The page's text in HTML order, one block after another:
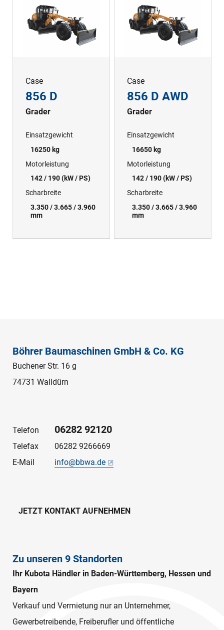
Case
856 D
Grader
Einsatzgewicht
16250 kg
Motorleistung
142 / 190 (kW / PS)
Scharbreite
3.350 / 3.665 / 3.960
mm
Case
856 D AWD
Grader
Einsatzgewicht
16650 kg
Motorleistung
142 / 190 (kW / PS)
Scharbreite
3.350 / 3.665 / 3.960
mm
Böhrer Baumaschinen GmbH & Co. KG
Buchener Str. 16 g
74731 Walldürn
Telefon 06282 92120
Telefax
06282 9266669
E-Mail
info@bbwa.de
JETZT KONTAKT AUFNEHMEN
Zu unseren 9 Standorten
Ihr Kubota Händler in Baden-Württemberg, Hessen und
Bayern
Verkauf und Vermietung nur an Unternehmer,
Gewerbetreibende, Freiberufler und öffentliche